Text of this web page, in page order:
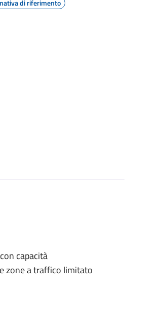
di riferimento
capacità
zone a traffico limitato